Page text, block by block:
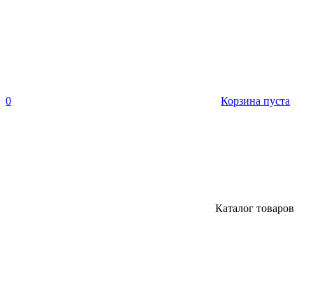
0 Корзина пуста
Каталог товаров